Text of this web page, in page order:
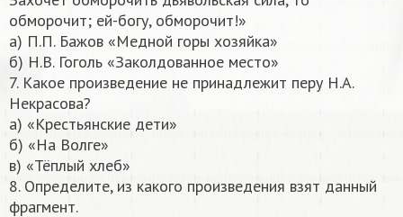
обморочит; ей-богу, обморочит!»
а) П.П. Бажов «Медной горы хозяйка»
б) Н.В. Гоголь «Заколдованное место»
7. Какое произведение не принадлежит перу Н.А.
Некрасова?
а) «Крестьянские дети»
б) «На Волге»
в) «Тёплый хлеб»
8. Определите, из какого произведения взят данный
фрагмент.